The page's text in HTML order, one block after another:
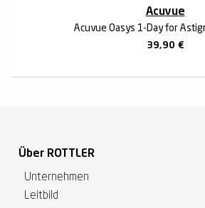
Acuvue
Acuvue Oasys 1-Day for
39,90 €
Über ROTTLER
Unternehmen
Leitbild